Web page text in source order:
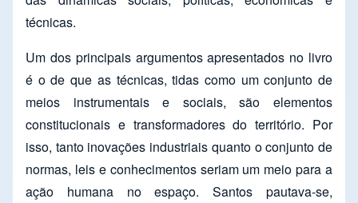
técnicas.
Um dos principais argumentos apresentados no livro
é o de que as técnicas, tidas como um conjunto de
meios instrumentais e sociais, são elementos
constitucionais e transformadores do território. Por
isso, tanto inovações industriais quanto o conjunto de
normas, leis e conhecimentos seriam um meio para a
ação humana no espaço. Santos pautava-se,